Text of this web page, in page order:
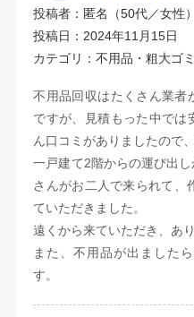
投稿者：匿名（50代／女性）
投稿日：2024年11月15日
カテゴリ：不用品・粗大ゴ
不用品回収はたくさん業者
ですが、見積もった中では
ん口コミがありましたので
一戸建て2階からの運び出
さんがお二人で来られて、
ていただきました。
遠くから来ていただき、あ
また、不用品が出ました
す。